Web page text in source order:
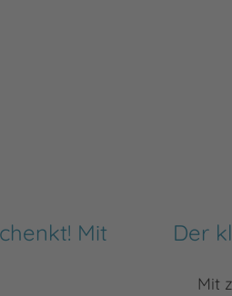
Mit
Der
Mit